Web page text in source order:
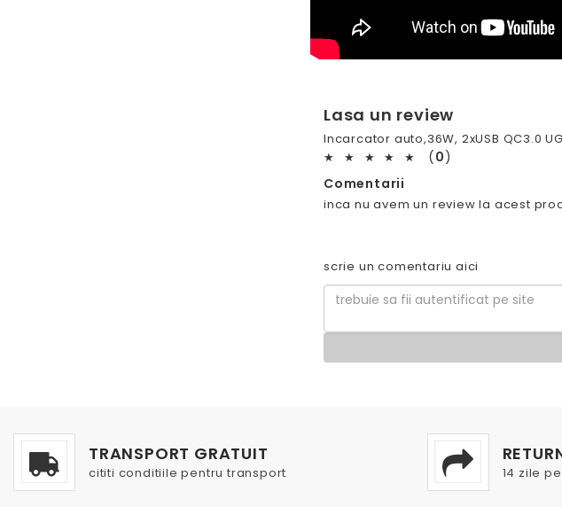
Lasa un review
Incarcator auto,36W, 2xUSB QC3.0
★
★ ★ ★ ★ (0)
Comentarii
inca nu avem un review la acest
scrie un comentariu aici
TRANSPORT GRATUIT
cititi conditiile pentru transport 14 zile